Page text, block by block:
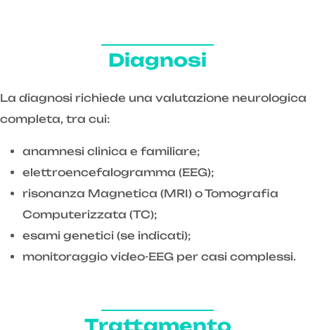
Diagnosi
La diagnosi richiede una valutazione neurologica
completa, tra cui:
anamnesi clinica e familiare;
elettroencefalogramma (EEG);
risonanza Magnetica (MRI) o Tomografia
Computerizzata (TC);
esami genetici (se indicati);
monitoraggio video-EEG per casi complessi.
Trattamento